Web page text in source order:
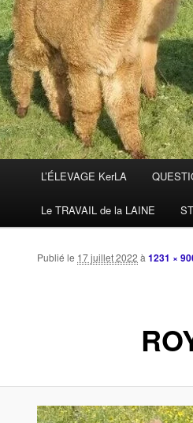
L’ÉLEVAGE KerLA
Le TRAVAIL de la LAINE
Publié le 17 juillet 2022 à1231 ×